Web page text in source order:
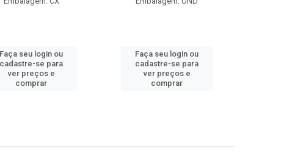
Faça seu login ou
cadastre-se para
ver preços e
comprar
Faça seu login ou
cadastre-se para
ver preços e
comprar